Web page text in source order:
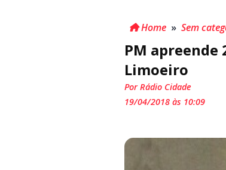
Home » Sem
PM
Limoeiro
Por Rádio Cidade
19/04/2018 às 10:09